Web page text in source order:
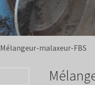
Mélangeur-malaxeur-FBS